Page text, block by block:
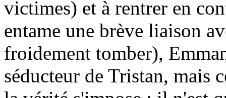
victimes) et à rentrer en
entame une brève liaison
froidement tomber),
séducteur de Tristan, mais